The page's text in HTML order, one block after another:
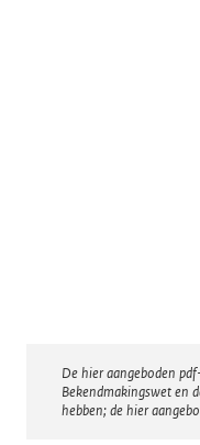
De hier aangeboden
Bekendmakingswet en
hebben; de hier